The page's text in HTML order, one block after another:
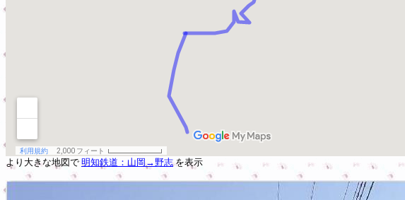
より大きな地図で 明知鉄道：山岡→野志を表示